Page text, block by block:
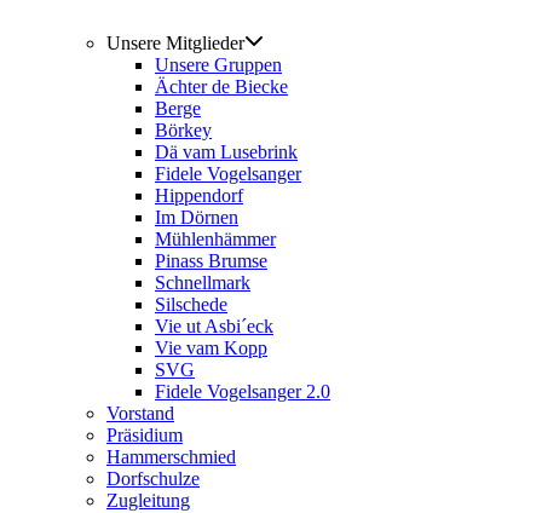
Unsere Mitglieder
Unsere Gruppen
Ächter de Biecke
Berge
Börkey
Dä vam Lusebrink
Fidele Vogelsanger
Hippendorf
Im Dörnen
Mühlenhämmer
Pinass Brumse
Schnellmark
Silschede
Vie ut Asbi´eck
Vie vam Kopp
SVG
Fidele Vogelsanger 2.0
Vorstand
Präsidium
Hammerschmied
Dorfschulze
Zugleitung